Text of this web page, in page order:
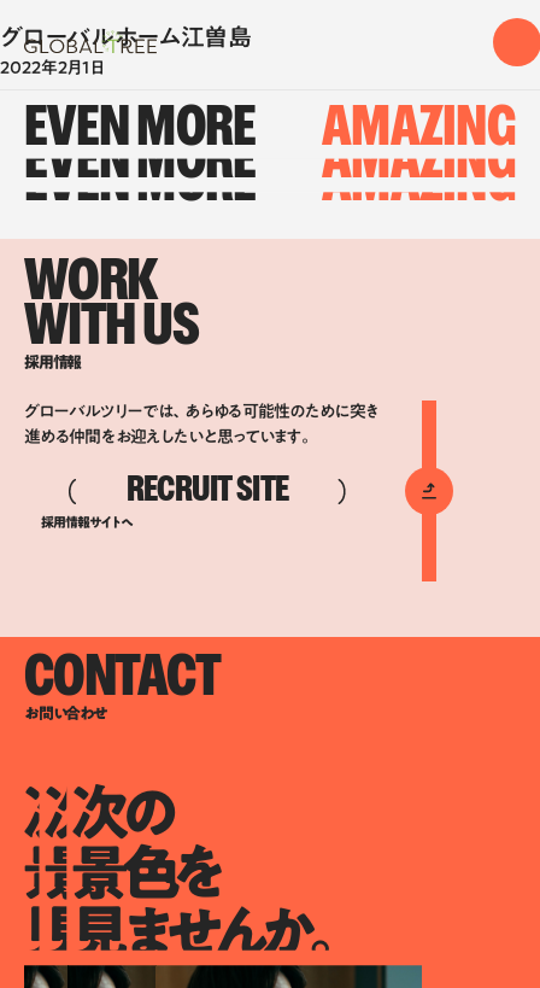
グローバルホーム江曽島
2022年2月1日
EVEN MORE AMAZING
EVEN MORE AMAZING
EVEN MORE AMAZING
WORK
WITH US
採用情報
グローバルツリーでは、あらゆる可能性のために突き
進める仲間をお迎えしたいと思っています。
RECRUIT SITE
採用情報サイトへ
CONTACT
お問い合わせ
次の
景色を
見ませんか。
次の
景色を
見ませんか。
次の
景色を
見ませんか。
次の景色を見ませんか。